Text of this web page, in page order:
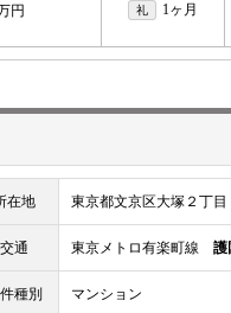
円 礼 1ヶ月
在地 東京都文京区大塚２丁目
交通 東京メトロ有楽町線 護
種別 マンション